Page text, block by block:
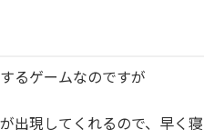
るゲームなのですが
出現してくれるので、早く